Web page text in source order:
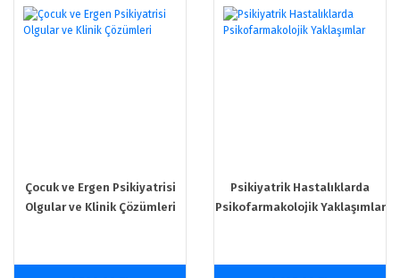
Çocuk ve Ergen Psikiyatrisi
Olgular ve Klinik Çözümleri
Psikiyatrik Hastalıklarda
Psikofarmakolojik Yaklaşımlar